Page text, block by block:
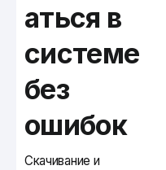
аться в
системе
без
ошибок
Скачивание и